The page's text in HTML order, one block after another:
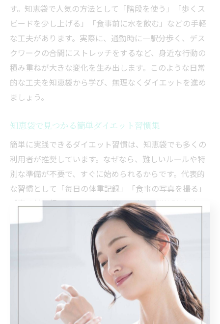
す。知恵袋で人気の方法として「階段を使う」「歩くス
ピードを少し上げる」「食事前に水を飲む」などの手軽
な工夫があります。実際に、通勤時に一駅分歩く、デス
クワークの合間にストレッチをするなど、身近な行動の
積み重ねが大きな変化を生み出します。このような日常
的な工夫を知恵袋から学び、無理なくダイエットを進め
ましょう。
知恵袋で見つかる簡単ダイエット習慣集
簡単に実践できるダイエット習慣は、知恵袋でも多くの
利用者が推奨しています。なぜなら、難しいルールや特
別な準備が不要で、すぐに始められるからです。代表的
な習慣として「毎日の体重記録」「食事の写真を撮る」
「寝る前に軽いストレッチをする」などが挙げられま
す。例えば、体重や食事内容を記録することで意識が高
まり、モチベーション維持に役立つという声が多く見ら
れます。こうしたシンプルな習慣を積み重ねることで、
無理なく健康的なダイエットを目指せます。
楽しく続けるダイエット知恵袋のヒント
ダイエットを楽しみながら続けるためには、工夫と前向